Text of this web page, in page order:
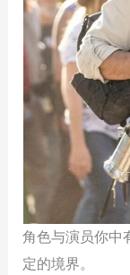
角色与演员你中
定的境界。